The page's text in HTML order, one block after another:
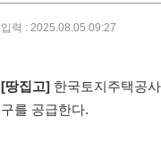
입력 : 2025.08.05 09:27
[땅집고] 한국토지주택공
구를 공급한다.